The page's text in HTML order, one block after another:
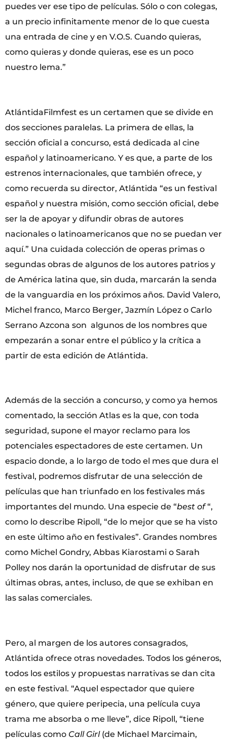
puedes ver ese tipo de películas. Sólo o con colegas,
a un precio infinitamente menor de lo que cuesta
una entrada de cine y en V.O.S. Cuando quieras,
como quieras y donde quieras, ese es un poco
nuestro lema.”
AtlántidaFilmfest es un certamen que se divide en
dos secciones paralelas. La primera de ellas, la
sección oficial a concurso, está dedicada al cine
español y latinoamericano. Y es que, a parte de los
estrenos internacionales, que también ofrece, y
como recuerda su director, Atlántida “es un festival
español y nuestra misión, como sección oficial, debe
ser la de apoyar y difundir obras de autores
nacionales o latinoamericanos que no se puedan ver
aquí.” Una cuidada colección de operas primas o
segundas obras de algunos de los autores patrios y
de América latina que, sin duda, marcarán la senda
de la vanguardia en los próximos años. David Valero,
Michel franco, Marco Berger, Jazmín López o Carlo
Serrano Azcona son algunos de los nombres que
empezarán a sonar entre el público y la crítica a
partir de esta edición de Atlántida.
Además de la sección a concurso, y como ya hemos
comentado, la sección Atlas es la que, con toda
seguridad, supone el mayor reclamo para los
potenciales espectadores de este certamen. Un
espacio donde, a lo largo de todo el mes que dura el
festival, podremos disfrutar de una selección de
películas que han triunfado en los festivales más
importantes del mundo. Una especie de “best of“,
como lo describe Ripoll, “de lo mejor que se ha visto
en este último año en festivales”. Grandes nombres
como Michel Gondry, Abbas Kiarostami o Sarah
Polley nos darán la oportunidad de disfrutar de sus
últimas obras, antes, incluso, de que se exhiban en
las salas comerciales.
Pero, al margen de los autores consagrados,
Atlántida ofrece otras novedades. Todos los géneros,
todos los estilos y propuestas narrativas se dan cita
en este festival. “Aquel espectador que quiere
género, que quiere peripecia, una película cuya
trama me absorba o me lleve”, dice Ripoll, “tiene
películas como Call Girl (de Michael Marcimain,